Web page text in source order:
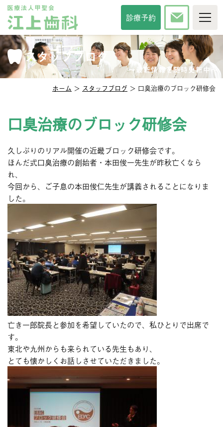
診療予約
TOP
当院について
診療時間・方針
院長紹介
スタッフ紹介
インタビュー
院内紹介
アクセス
診察科目
予防歯科
口臭治療
小児歯科
小児矯正
口腔外科
その他サービス
相談掲示板
ブログ
今月のスマイル
診療予約
お問い合わせ
スタッフブログ
〜最新情報を随時更新中〜
ホーム ＞ スタッフブログ ＞ 口臭治療のブロック研修会
口臭治療のブロック研修会
久しぶりのリアル開催の近畿ブロック研修会です。
ほんだ式口臭治療の創始者・本田俊一先生が昨秋亡くなら
れ、
今回から、ご子息の本田俊仁先生が講義されることになりま
した。
亡き一郎院長と参加を希望していたので、私ひとりで出席で
す。
東北や九州からも来られている先生もあり、
とても懐かしくお話しさせていただきました。